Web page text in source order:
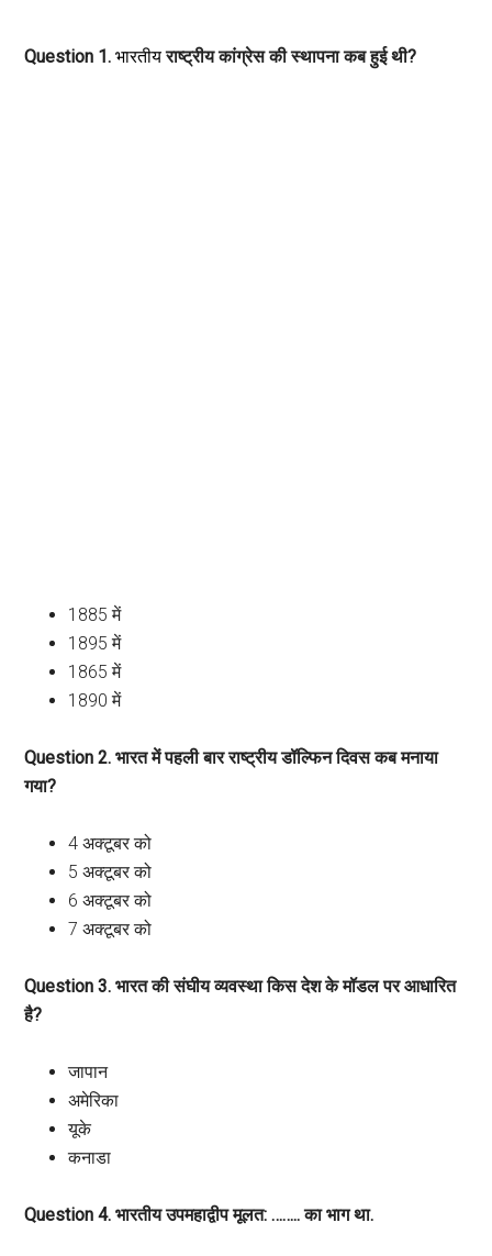
Question 1.भारतीयराष्ट्रीय कांग्रेस की स्थापना कब हुई थी?
1885 में
1895 में
1865 में
1890 में
Question 2. भारत में पहली बार राष्ट्रीय डॉल्फिन दिवस कब मनाया
गया?
4 अक्टूबर को
5 अक्टूबर को
6 अक्टूबर को
7 अक्टूबर को
Question 3. भारत की संघीय व्यवस्था किस देश के मॉडल पर आधारित
है?
जापान
अमेरिका
यूके
कनाडा
Question 4. भारतीय उपमहाद्वीप मूलत: …….. का भाग था.